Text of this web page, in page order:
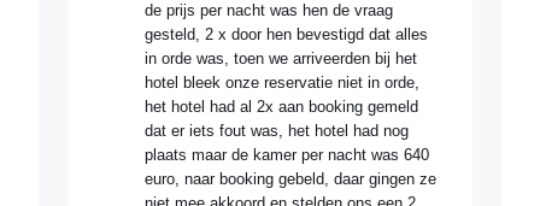
de prijs per nacht was hen de vraag
gesteld, 2 x door hen bevestigd dat alles
in orde was, toen we arriveerden bij het
hotel bleek onze reservatie niet in orde,
het hotel had al 2x aan booking gemeld
dat er iets fout was, het hotel had nog
plaats maar de kamer per nacht was 640
euro, naar booking gebeld, daar gingen ze